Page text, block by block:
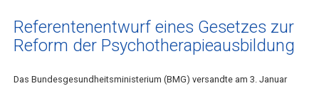
Referentenentwurf eines Gesetzes zur
Reform der Psychotherapieausbildung
Das Bundesgesundheitsministerium (BMG) versandte am 3. Januar